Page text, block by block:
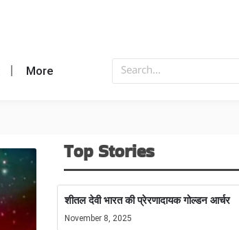
More
Top Stories
शीतल देवी भारत की प्रेरणादायक गोल्डन आर्चर
November 8, 2025